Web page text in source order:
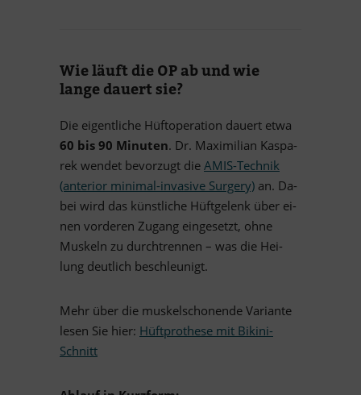
Wie läuft die OP ab und wie
lange dau­ert sie?
Die ei­gent­li­che Hüft­ope­ra­tion dau­ert etwa
60 bis 90 Mi­nu­ten. Dr. Ma­xi­mi­lian Kas­pa­
rek wen­det be­vor­zugt die AMIS-Tech­nik
(an­te­rior mi­ni­mal-in­va­sive Sur­gery) an. Da­
bei wird das künst­li­che Hüft­ge­lenk über ei­
nen vor­de­ren Zu­gang ein­ge­setzt, ohne
Mus­keln zu durch­tren­nen – was die Hei­
lung deut­lich beschleunigt.
Mehr über die mus­kel­scho­nende Va­ri­ante
le­sen Sie hier: Hüft­prothese mit Bikini-
Schnitt